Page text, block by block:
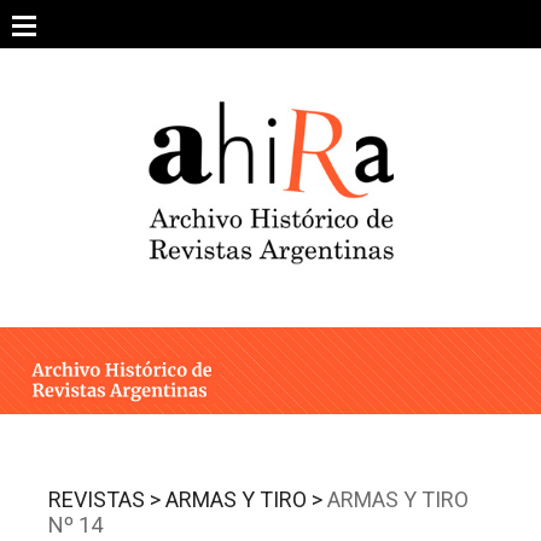
content
ARCHIVO DE REVISTAS
ESTUDIOS CRÍTICOS
INTEGRANTES
CONTACTO
REVISTAS >ARMAS Y TIRO >ARMAS Y TIRO
Nº 14